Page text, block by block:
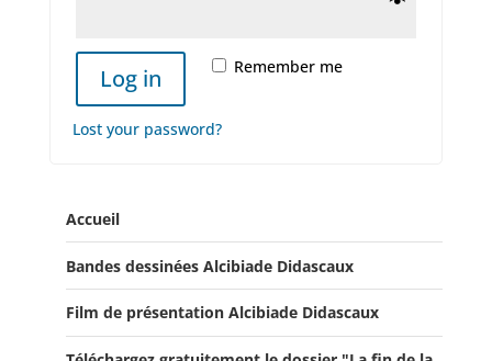
Remember me
Log in
Lost your password?
Accueil
Bandes dessinées Alcibiade Didascaux
Film de présentation Alcibiade Didascaux